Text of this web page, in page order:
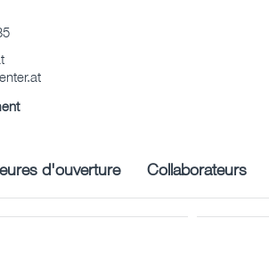
d'ouverture Collaborateurs